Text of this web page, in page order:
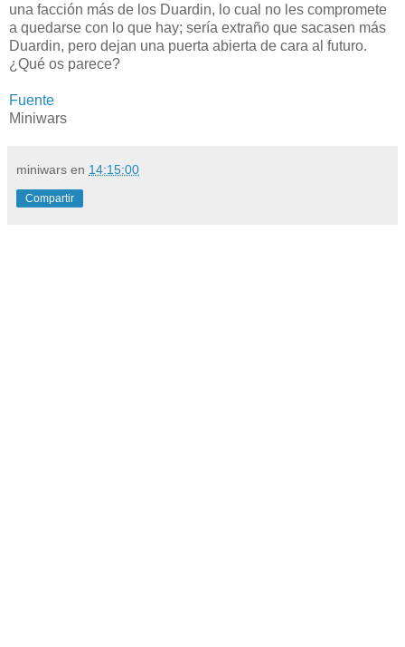
una facción más de los Duardin, lo cual no les compromete
a quedarse con lo que hay; sería extraño que sacasen más
Duardin, pero dejan una puerta abierta de cara al futuro.
¿Qué os parece?
Fuente
Miniwars
miniwars en 14:15:00
Compartir